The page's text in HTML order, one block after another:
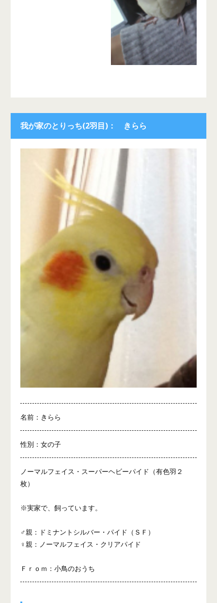
我が家のとりっち(2羽目)： きらら
名前：きらら
性別：女の子
ノーマルフェイス・スーパーヘビーパイド（有色羽２
枚）
※実家で、飼っています。
♂親：ドミナントシルバー・パイド（ＳＦ）
♀親：ノーマルフェイス・クリアパイド
Ｆｒｏｍ：小鳥のおうち